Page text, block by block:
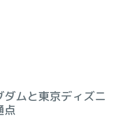
ムと東京ディズニ
点